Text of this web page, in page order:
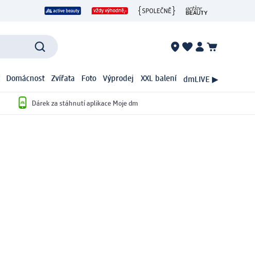
Domácnost Zvířata Foto Výprodej XXL balení dmLIVE ▶
Dárek za stáhnutí aplikace Moje dm